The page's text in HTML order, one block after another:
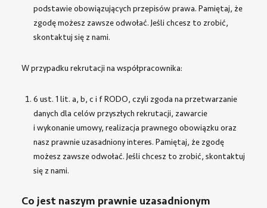
podstawie obowiązujących przepisów prawa. Pamiętaj, że
zgodę możesz zawsze odwołać. Jeśli chcesz to zrobić,
skontaktuj się z nami.
W przypadku rekrutacji na współpracownika:
6 ust. 1 lit. a, b, c i f RODO, czyli zgoda na przetwarzanie
danych dla celów przyszłych rekrutacji, zawarcie
i wykonanie umowy, realizacja prawnego obowiązku oraz
nasz prawnie uzasadniony interes. Pamiętaj, że zgodę
możesz zawsze odwołać. Jeśli chcesz to zrobić, skontaktuj
się z nami.
Co jest naszym prawnie uzasadnionym